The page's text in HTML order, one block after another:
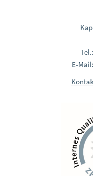
Tel.:
E-Mail: